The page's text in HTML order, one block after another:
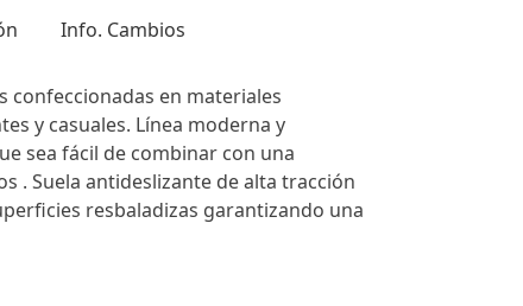
Info. Cambios
confeccionadas en materiales
y casuales. Línea moderna y
sea fácil de combinar con una
. Suela antideslizante de alta tracción
resbaladizas garantizando una